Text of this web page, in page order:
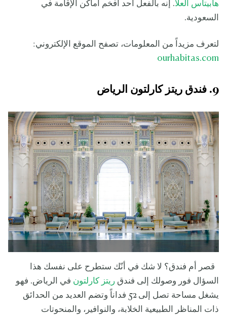
هابيتاس العلا. إنه بالفعل أحد أفخم أماكن الإقامة في
السعودية.
لتعرف مزيداً من المعلومات، تصفح الموقع الإلكتروني:
ourhabitas.com
9. فندق ريتز كارلتون الرياض
قصر أم فندق؟ لا شك في أنّك ستطرح على نفسك هذا
السؤال فور وصولك إلى فندق ريتز كارلتون في الرياض. فهو
يشغل مساحة تصل إلى 52 فداناً وتضم العديد من الحدائق
ذات المناظر الطبيعية الخلابة، والنوافير، والمنحوتات